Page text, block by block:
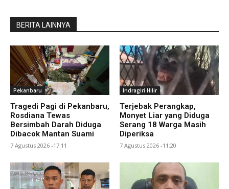
BERITA LAINNYA
Pekanbaru
Tragedi Pagi di Pekanbaru,
Rosdiana Tewas
Bersimbah Darah Diduga
Dibacok Mantan Suami
7 Agustus 2026 -17:11
Indragiri Hilir
Terjebak Perangkap,
Monyet Liar yang Diduga
Serang 18 Warga Masih
Diperiksa
7 Agustus 2026 -11:20